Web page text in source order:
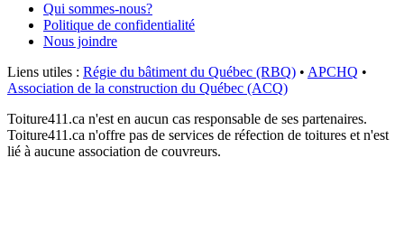
Qui sommes-nous?
Politique de confidentialité
Nous joindre
Liens utiles : Régie du bâtiment du Québec (RBQ) • APCHQ •
Association de la construction du Québec (ACQ)
Toiture411.ca n'est en aucun cas responsable de ses partenaires.
Toiture411.ca n'offre pas de services de réfection de toitures et n'est
lié à aucune association de couvreurs.